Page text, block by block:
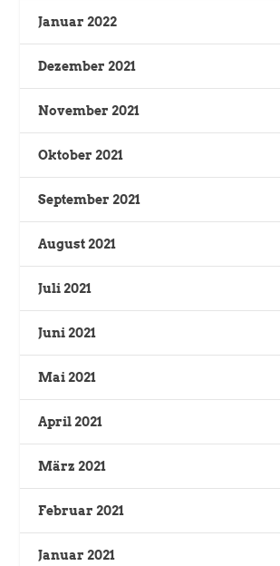
Januar 2022
Dezember 2021
November 2021
Oktober 2021
September 2021
August 2021
Juli 2021
Juni 2021
Mai 2021
April 2021
März 2021
Februar 2021
Januar 2021